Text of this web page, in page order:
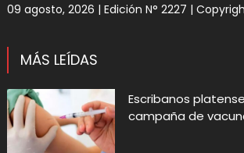
09 agosto, 2026 | Edición N° 2227 |
MÁS LEÍDAS
Escribanos
campaña de